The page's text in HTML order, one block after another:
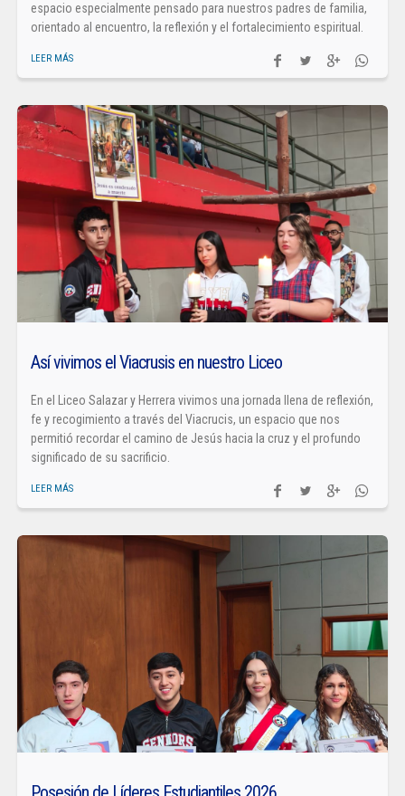
espacio especialmente pensado para nuestros padres de familia,
orientado al encuentro, la reflexión y el fortalecimiento espiritual.
LEER MÁS
Así vivimos el Viacrusis en nuestro Liceo
En el Liceo Salazar y Herrera vivimos una jornada llena de reflexión,
fe y recogimiento a través del Viacrucis, un espacio que nos
permitió recordar el camino de Jesús hacia la cruz y el profundo
significado de su sacrificio.
LEER MÁS